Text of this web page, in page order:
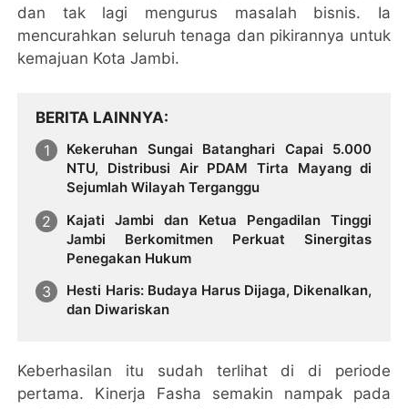
dan tak lagi mengurus masalah bisnis. Ia
mencurahkan seluruh tenaga dan pikirannya untuk
kemajuan Kota Jambi.
BERITA LAINNYA
Kekeruhan Sungai Batanghari Capai 5.000
NTU, Distribusi Air PDAM Tirta Mayang di
Sejumlah Wilayah Terganggu
Kajati Jambi dan Ketua Pengadilan Tinggi
Jambi Berkomitmen Perkuat Sinergitas
Penegakan Hukum
Hesti Haris: Budaya Harus Dijaga, Dikenalkan,
dan Diwariskan
Keberhasilan itu sudah terlihat di di periode
pertama. Kinerja Fasha semakin nampak pada